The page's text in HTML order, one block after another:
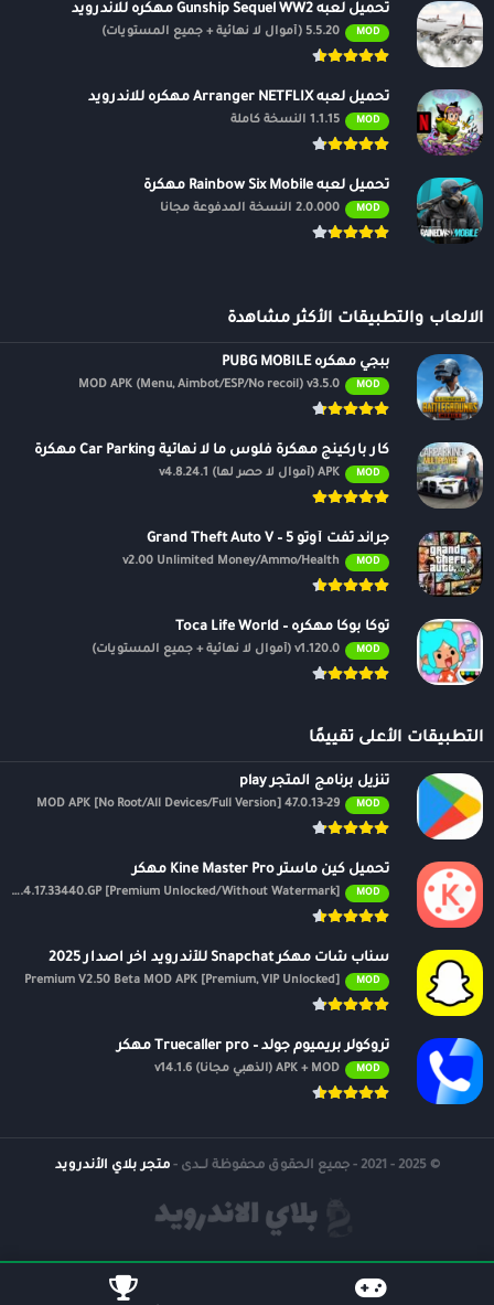
تحميل لعبه Gunship Sequel WW2 مهكره للاندرويد
MOD 5.5.20 (أموال لا نهائية + جميع المستويات)
تحميل لعبه Arranger NETFLIX مهكره للاندرويد
MOD 1.1.15 النسخة كاملة
تحميل لعبه Rainbow Six Mobile مهكرة
MOD 2.0.000 النسخة المدفوعة مجانًا
الالعاب والتطبيقات الأكثر مشاهدة
ببجي مهكره PUBG MOBILE
MOD
MOD APK (Menu, Aimbot/ESP/No recoil) v3.5.0
كار باركينج مهكرة فلوس ما لا نهائية Car Parking مهكرة
MOD APK (أموال لا حصر لها) v4.8.24.1
جراند ثفت أوتو 5 – Grand Theft Auto V
MOD
v2.00 Unlimited Money/Ammo/Health
توكا بوكا مهكره – Toca Life World
MOD v1.120.0 (أموال لا نهائية + جميع المستويات)
التطبيقات الأعلى تقييمًا
تنزيل برنامج المتجر play
MOD
47.0.13-29 MOD APK [No Root/All Devices/Full Version]
تحميل كين ماستر Kine Master Pro مهكر
MOD
APK v7.4.17.33440.GP [Premium Unlocked/Without Watermark]
سناب شات مهكر Snapchat للأندرويد اخر اصدار 2025
MOD
Premium V2.50 Beta MOD APK [Premium, VIP Unlocked]
تروكولر بريميوم جولد – Truecaller pro مهكر
MOD APK + MOD (الذهبي مجانًا) v14.1.6
© 2025 - 2021 - جميع الحقوق محفوظة لــدى - متجر بلاي الأندرويد